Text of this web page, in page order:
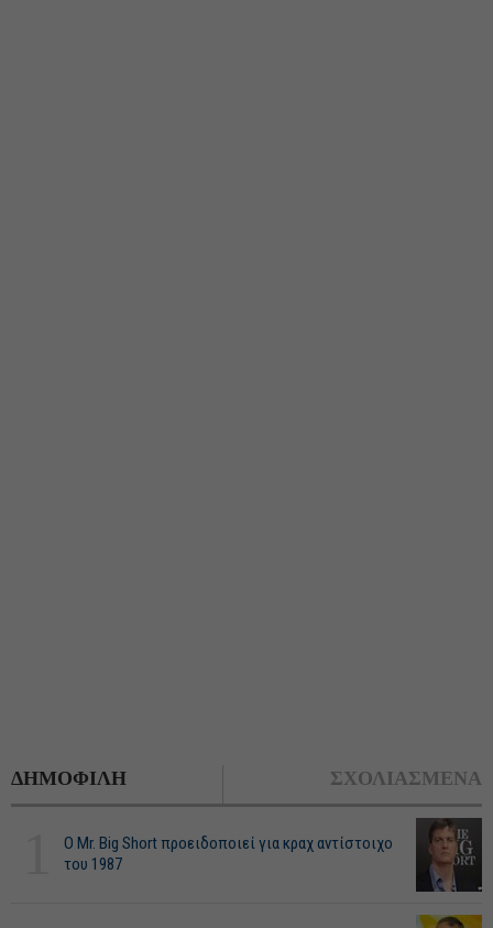
ΔΗΜΟΦΙΛΗ ΣΧΟΛΙΑΣΜΕΝΑ
O Mr. Big Short προειδοποιεί για κραχ αντίστοιχο
του 1987